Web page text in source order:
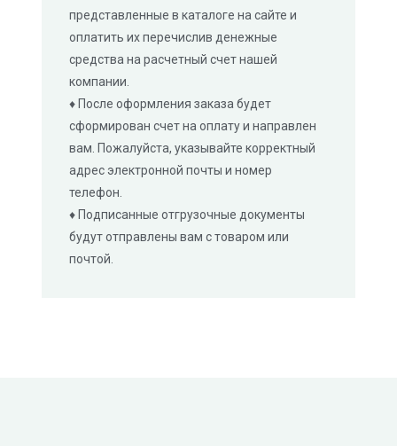
представленные в каталоге на сайте и
оплатить их перечислив денежные
средства на расчетный счет нашей
компании.
♦ После оформления заказа будет
сформирован счет на оплату и направлен
вам. Пожалуйста, указывайте корректный
адрес электронной почты и номер
телефон.
♦ Подписанные отгрузочные документы
будут отправлены вам с товаром или
почтой.